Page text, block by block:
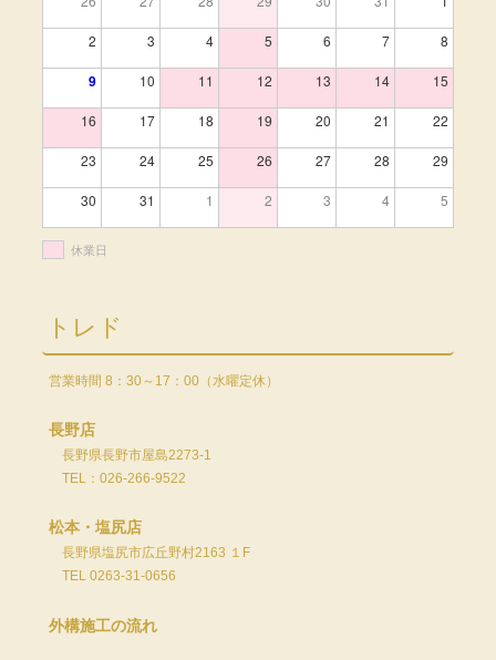
2 3 4 5 6 7 8
9 10 11 12 13 14 15
16 17 18 19 20 21 22
23 24 25 26 27 28 29
30 31 1 2 3 4 5
休業日
トレド
営業時間 8：30～17：00（水曜定休）
長野店
長野県長野市屋島2273-1
TEL：026-266-9522
松本・塩尻店
長野県塩尻市広丘野村2163 １F
TEL 0263-31-0656
外構施工の流れ